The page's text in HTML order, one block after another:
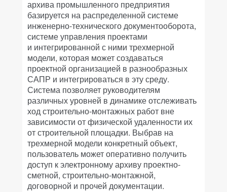
архива промышленного предприятия
базируется на распределенной системе
инженерно-технического документооборота,
системе управления проектами
и интегрированной с ними трехмерной
модели, которая может создаваться
проектной организацией в разнообразных
САПР и интегрироваться в эту среду.
Система позволяет руководителям
различных уровней в динамике отслеживать
ход строительно-монтажных работ вне
зависимости от физической удаленности их
от строительной площадки. Выбрав на
трехмерной модели конкретный объект,
пользователь может оперативно получить
доступ к электронному архиву проектно-
сметной, строительно-монтажной,
договорной и прочей документации.